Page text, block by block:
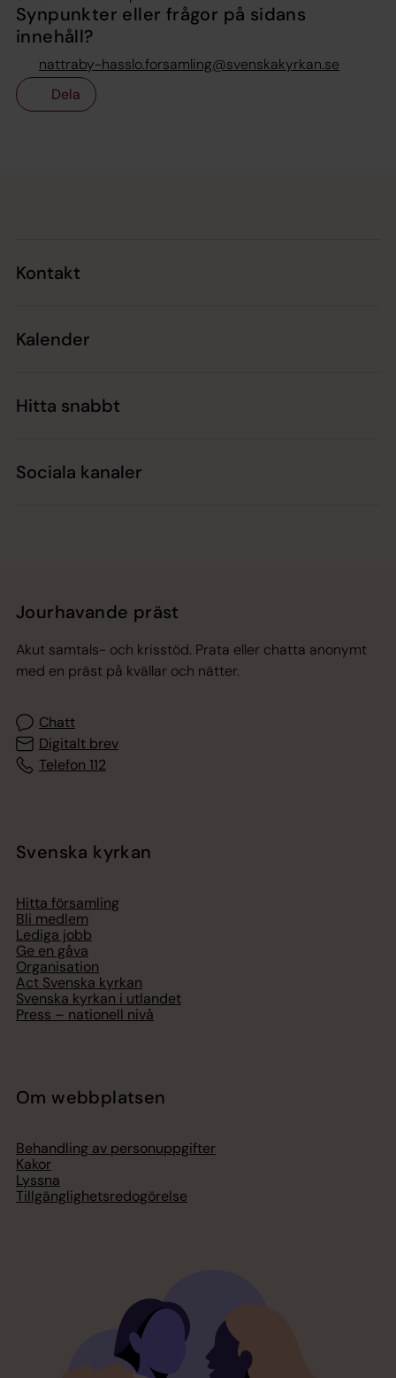
Synpunkter eller frågor på sidans
innehåll?
nattraby-hasslo.forsamling@svenskakyrkan.se
Dela
Kontakt
Kalender
Hitta snabbt
Sociala kanaler
Jourhavande präst
Akut samtals- och krisstöd. Prata eller chatta anonymt
med en präst på kvällar och nätter.
Chatt
Digitalt brev
Telefon 112
Svenska kyrkan
Hitta församling
Bli medlem
Lediga jobb
Ge en gåva
Organisation
Act Svenska kyrkan
Svenska kyrkan i utlandet
Press – nationell nivå
Om webbplatsen
Behandling av personuppgifter
Kakor
Lyssna
Tillgänglighetsredogörelse